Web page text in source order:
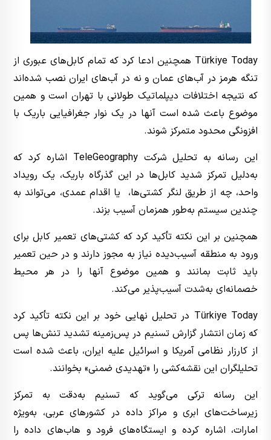
Türkiye Today همچنین ادعا کرد که تمام کابل‌های عبوری از
تنگه هرمز در آب‌های عمان و نه در آب‌های ایران نصب شده‌اند
که نتیجه اختلافات دیپلماتیک طولانی با تهران است و همین
موضوع باعث شده است آنها در یک نوار جغرافیایی باریک با
افزونگی محدود متمرکز شوند.
این رسانه به تحلیل شرکت TeleGeography اشاره کرد که
به‌دلیل تمرکز شدید کابل‌ها در این گذرگاه باریک، یک رویداد
واحد، چه از طریق لنگر کشتی‌ها، یا اقدام عمدی، می‌تواند به
چندین سیستم به‌طور همزمان آسیب بزند.
همچنین بر این نکته تأکید کرد که کشتی‌های تعمیر کابل برای
ورود به منطقه آسیب‌دیده نیاز به مجوز دارند و در حین تعمیر
باید ثابت بمانند و همین موضوع آنها را در هر محیط
خصمانه‌ای به‌شدت آسیب‌پذیر می‌کند.
Türkiye Today در تحلیل نهایی خود بر این نکته تأکید کرد
که زمان انتشار گزارش تسنیم در پس‌زمینه تشدید تنش‌ها پس
از کارزار نظامی آمریکا و اسرائیل علیه ایران، باعث شده است
تحلیلگران این نقشه‌کشی را «تهدیدی ضمنی» بخوانند.
این رسانه ترکی می‌گوید که تسنیم به‌دقت به تمرکز
زیرساخت‌های ابری و مراکز داده در کشورهای عربی، به‌ویژه
امارات، اشاره کرده و ایستگاه‌های فرود و هاب‌های داده را